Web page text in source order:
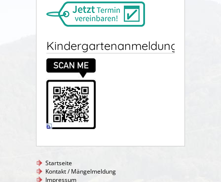
Kindergartenanmeldung
Startseite
Kontakt / Mängelmeldung
Impressum